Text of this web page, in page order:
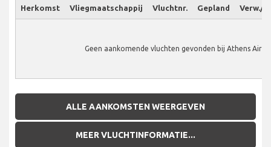
Herkomst Vliegmaatschappij Vluchtnr. Gepland Verw./
Geen aankomende vluchten gevonden bij Athens
ALLE AANKOMSTEN WEERGEVEN
MEER VLUCHTINFORMATIE...